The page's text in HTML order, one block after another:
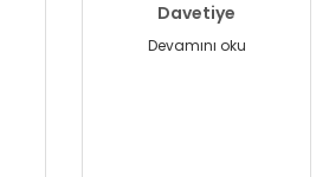
Davetiye
Devamını oku